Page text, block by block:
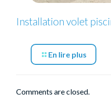
Installation volet
En lire plus
Comments are closed.